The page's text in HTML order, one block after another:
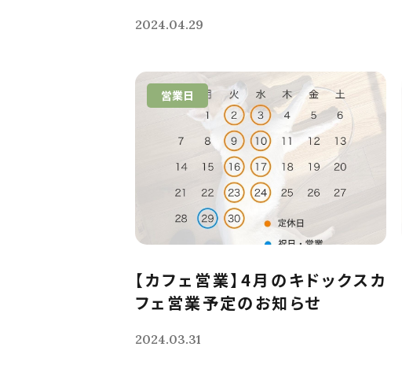
2024.04.29
営業日
【カフェ営業】4月のキドックスカ
フェ営業予定のお知らせ
2024.03.31